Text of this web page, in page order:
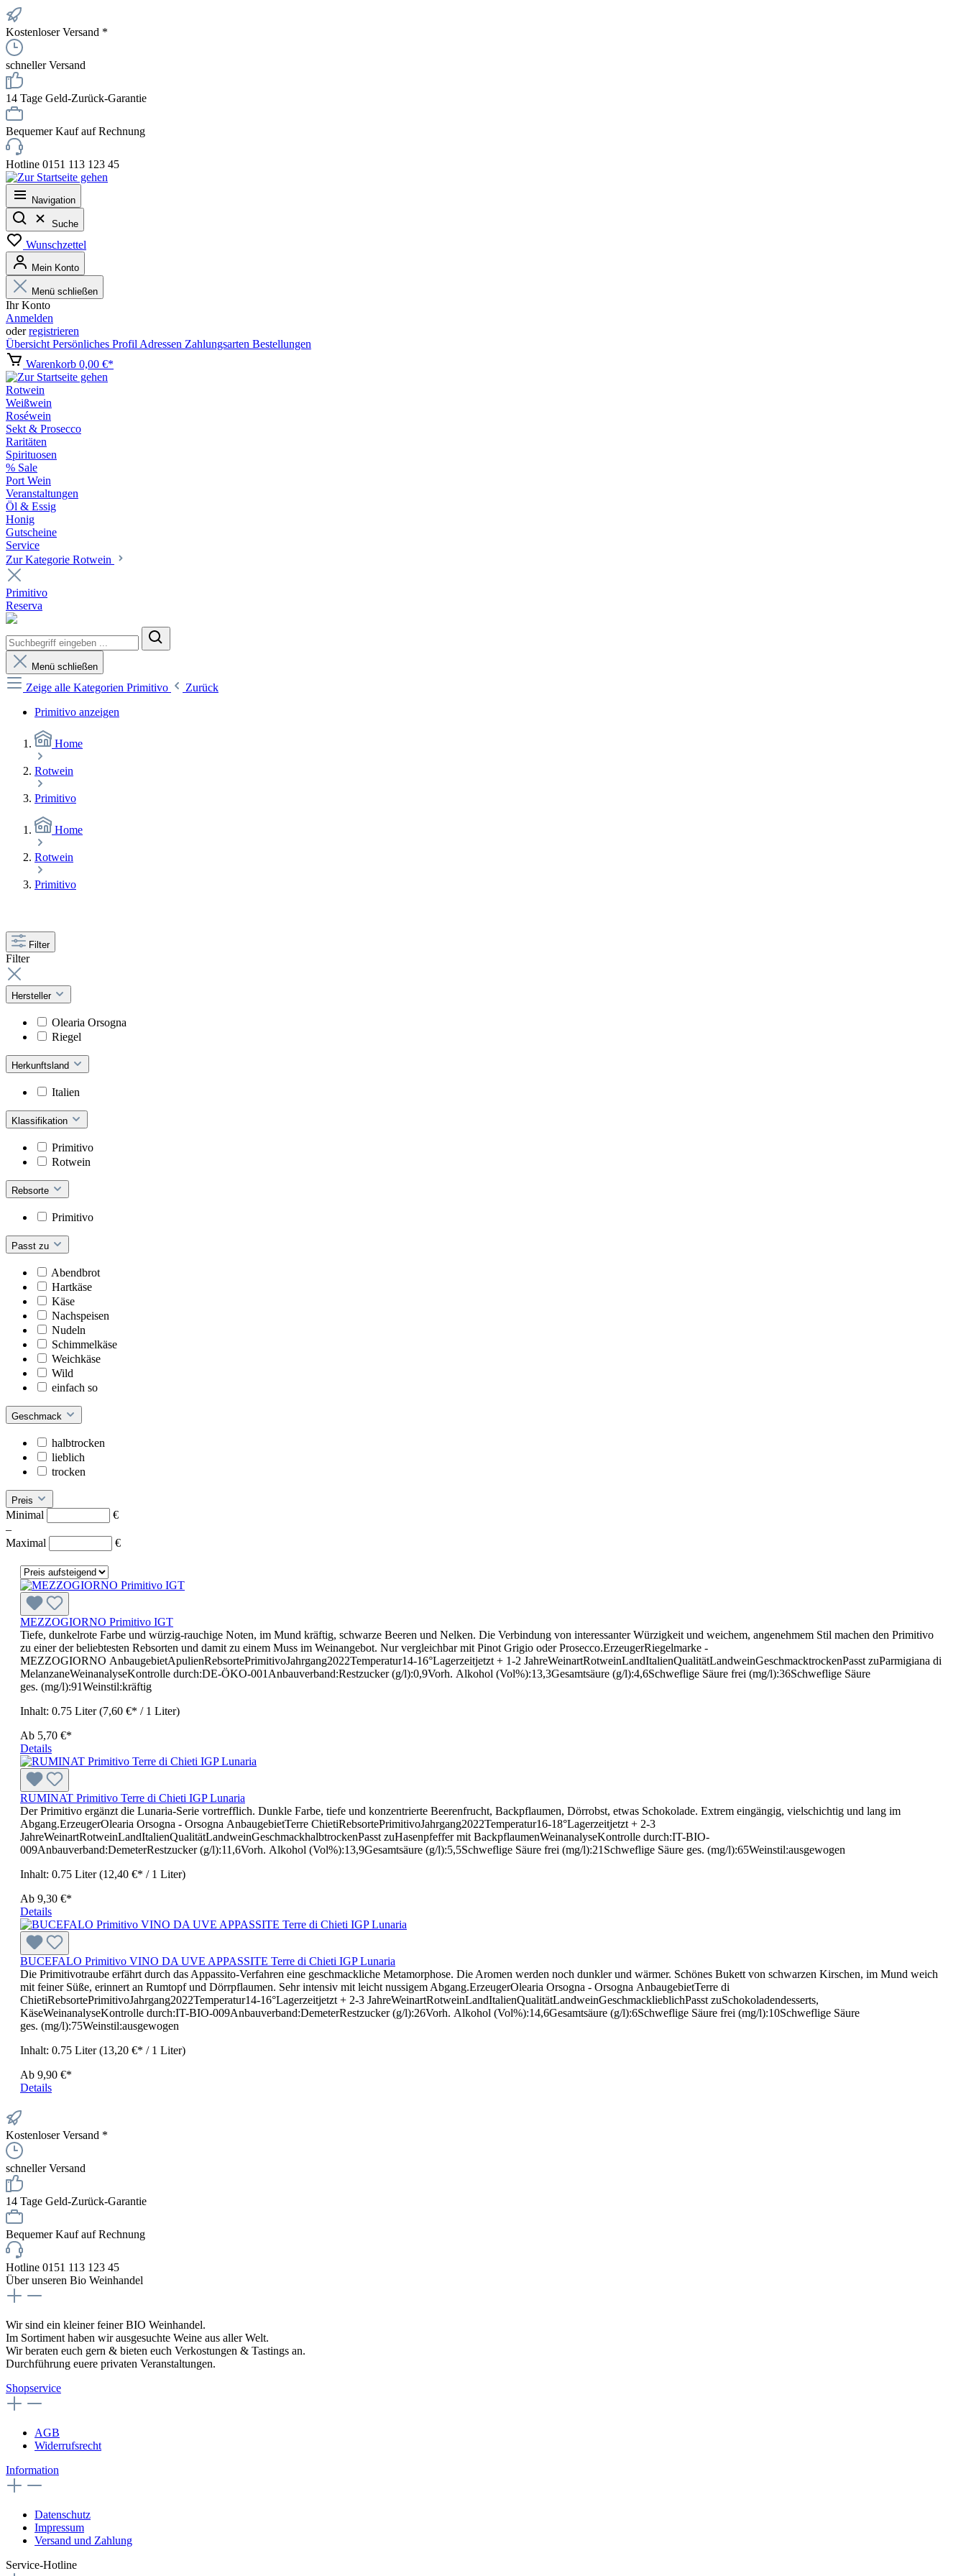
Kostenloser Versand *
schneller Versand
14 Tage Geld-Zurück-Garantie
Bequemer Kauf auf Rechnung
Hotline 0151 113 123 45
Navigation
Suche
Wunschzettel
Mein Konto
Menü schließen
Ihr Konto
Anmelden
oderregistrieren
Übersicht Persönliches Profil Adressen Zahlungsarten Bestellungen
Warenkorb 0,00 €*
Rotwein
Weißwein
Roséwein
Sekt & Prosecco
Raritäten
Spirituosen
% Sale
Port Wein
Veranstaltungen
Öl & Essig
Honig
Gutscheine
Service
Zur Kategorie Rotwein
Primitivo
Reserva
Menü schließen
Zeige alle Kategorien Primitivo
Zurück
Primitivo anzeigen
Home
Rotwein
Primitivo
Home
Rotwein
Primitivo
Filter
Filter
Hersteller
Olearia Orsogna
Riegel
Herkunftsland
Italien
Klassifikation
Primitivo
Rotwein
Rebsorte
Primitivo
Passt zu
Abendbrot
Hartkäse
Käse
Nachspeisen
Nudeln
Schimmelkäse
Weichkäse
Wild
einfach so
Geschmack
halbtrocken
lieblich
trocken
Preis
Minimal
€
–
Maximal
€
MEZZOGIORNO Primitivo IGT
Tiefe, dunkelrote Farbe und würzig-rauchige Noten, im Mund kräftig, schwarze Beeren und Nelken. Die Verbindung von interessanter Würzigkeit und weichem, angenehmem Stil machen den Primitivo
zu einer der beliebtesten Rebsorten und damit zu einem Muss im Weinangebot. Nur vergleichbar mit Pinot Grigio oder Prosecco.ErzeugerRiegelmarke -
MEZZOGIORNO AnbaugebietApulienRebsortePrimitivoJahrgang2022Temperatur14-16°Lagerzeitjetzt + 1-2 JahreWeinartRotweinLandItalienQualitätLandweinGeschmacktrockenPasst zuParmigiana di
MelanzaneWeinanalyseKontrolle durch:DE-ÖKO-001Anbauverband:Restzucker (g/l):0,9Vorh. Alkohol (Vol%):13,3Gesamtsäure (g/l):4,6Schweflige Säure frei (mg/l):36Schweflige Säure
ges. (mg/l):91Weinstil:kräftig
Inhalt: 0.75 Liter(7,60 €* / 1 Liter)
Ab 5,70 €*
Details
RUMINAT Primitivo Terre di Chieti IGP Lunaria
Der Primitivo ergänzt die Lunaria-Serie vortrefflich. Dunkle Farbe, tiefe und konzentrierte Beerenfrucht, Backpflaumen, Dörrobst, etwas Schokolade. Extrem eingängig, vielschichtig und lang im
Abgang.ErzeugerOlearia Orsogna - Orsogna AnbaugebietTerre ChietiRebsortePrimitivoJahrgang2022Temperatur16-18°Lagerzeitjetzt + 2-3
JahreWeinartRotweinLandItalienQualitätLandweinGeschmackhalbtrockenPasst zuHasenpfeffer mit BackpflaumenWeinanalyseKontrolle durch:IT-BIO-
009Anbauverband:DemeterRestzucker (g/l):11,6Vorh. Alkohol (Vol%):13,9Gesamtsäure (g/l):5,5Schweflige Säure frei (mg/l):21Schweflige Säure ges. (mg/l):65Weinstil:ausgewogen
Inhalt: 0.75 Liter(12,40 €* / 1 Liter)
Ab 9,30 €*
Details
BUCEFALO Primitivo VINO DA UVE APPASSITE Terre di Chieti IGP Lunaria
Die Primitivotraube erfährt durch das Appassito-Verfahren eine geschmackliche Metamorphose. Die Aromen werden noch dunkler und wärmer. Schönes Bukett von schwarzen Kirschen, im Mund weich
mit feiner Süße, erinnert an Rumtopf und Dörrpflaumen. Sehr intensiv mit leicht nussigem Abgang.ErzeugerOlearia Orsogna - Orsogna AnbaugebietTerre di
ChietiRebsortePrimitivoJahrgang2022Temperatur14-16°Lagerzeitjetzt + 2-3 JahreWeinartRotweinLandItalienQualitätLandweinGeschmacklieblichPasst zuSchokoladendesserts,
KäseWeinanalyseKontrolle durch:IT-BIO-009Anbauverband:DemeterRestzucker (g/l):26Vorh. Alkohol (Vol%):14,6Gesamtsäure (g/l):6Schweflige Säure frei (mg/l):10Schweflige Säure
ges. (mg/l):75Weinstil:ausgewogen
Inhalt: 0.75 Liter(13,20 €* / 1 Liter)
Ab 9,90 €*
Details
Kostenloser Versand *
schneller Versand
14 Tage Geld-Zurück-Garantie
Bequemer Kauf auf Rechnung
Hotline 0151 113 123 45
Über unseren Bio Weinhandel
Wir sind ein kleiner feiner BIO Weinhandel.
Im Sortiment haben wir ausgesuchte Weine aus aller Welt.
Wir beraten euch gern & bieten euch Verkostungen & Tastings an.
Durchführung euere privaten Veranstaltungen.
Shopservice
AGB
Widerrufsrecht
Information
Datenschutz
Impressum
Versand und Zahlung
Service-Hotline